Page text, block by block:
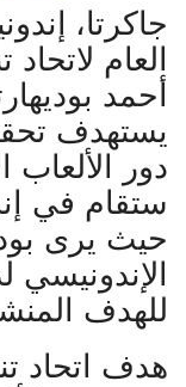
جاكرتا،
العام
أحمد
يستهدف
ستقام في
حيث يرى
للهدف
هدف اتحاد